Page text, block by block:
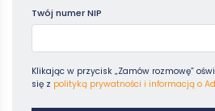
Twój numer NIP
Klikając w przycisk „Zamów rozmowę”
się z polityką prywatności i informacją o